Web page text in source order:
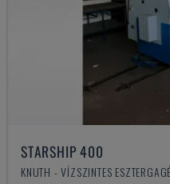
STARSHIP 400
KNUTH - VÍZSZINTES